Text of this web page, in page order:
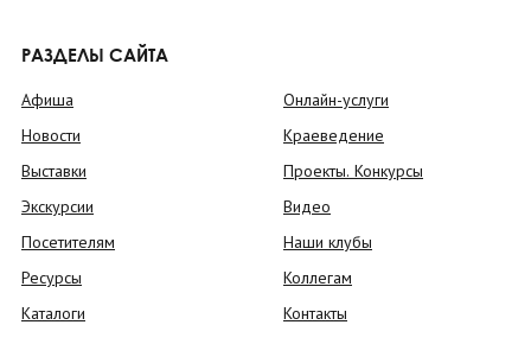
РАЗДЕЛЫ САЙТА
Афиша
Новости
Выставки
Экскурсии
Посетителям
Ресурсы
Каталоги
Онлайн-услуги
Краеведение
Проекты. Конкурсы
Видео
Наши клубы
Коллегам
Контакты